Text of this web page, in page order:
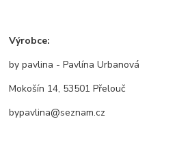
Výrobce:
by pavlina - Pavlína Urbanová
Mokošín 14, 53501 Přelouč
bypavlina@seznam.cz